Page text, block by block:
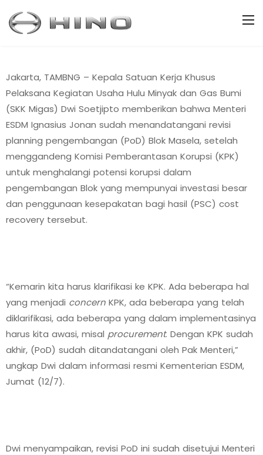
Jakarta, TAMBNG – Kepala Satuan Kerja Khusus
Pelaksana Kegiatan Usaha Hulu Minyak dan Gas Bumi
(SKK Migas) Dwi Soetjipto memberikan bahwa Menteri
ESDM Ignasius Jonan sudah menandatangani revisi
planning pengembangan (PoD) Blok Masela, setelah
menggandeng Komisi Pemberantasan Korupsi (KPK)
untuk menghalangi potensi korupsi dalam
pengembangan Blok yang mempunyai investasi besar
dan penggunaan kesepakatan bagi hasil (PSC) cost
recovery tersebut.
“Kemarin kita harus klarifikasi ke KPK. Ada beberapa hal
yang menjadi concern KPK, ada beberapa yang telah
diklarifikasi, ada beberapa yang dalam implementasinya
harus kita awasi, misal procurement. Dengan KPK sudah
akhir, (PoD) sudah ditandatangani oleh Pak Menteri,”
ungkap Dwi dalam informasi resmi Kementerian ESDM,
Jumat (12/7).
Dwi menyampaikan, revisi PoD ini sudah disetujui Menteri